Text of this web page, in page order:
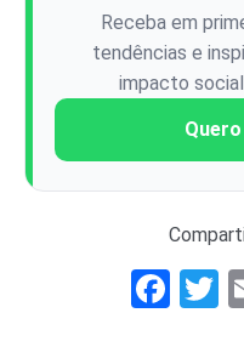
Receba em
tendências e
impacto